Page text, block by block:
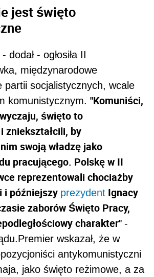
jest święto
dodał - ogłosiła II
międzynarodowe
partii socjalistycznych, wcale
komunistycznym. "Komuniści,
święto to
zniekształcili, by
swoją władzę jako
pracującego. Polskę w II
reprezentowali chociażby
i późniejszy prezydent Ignacy
zaborów Święto Pracy,
charakter" -
wskazał, że w
antykomunistyczni
jako święto reżimowe, a za